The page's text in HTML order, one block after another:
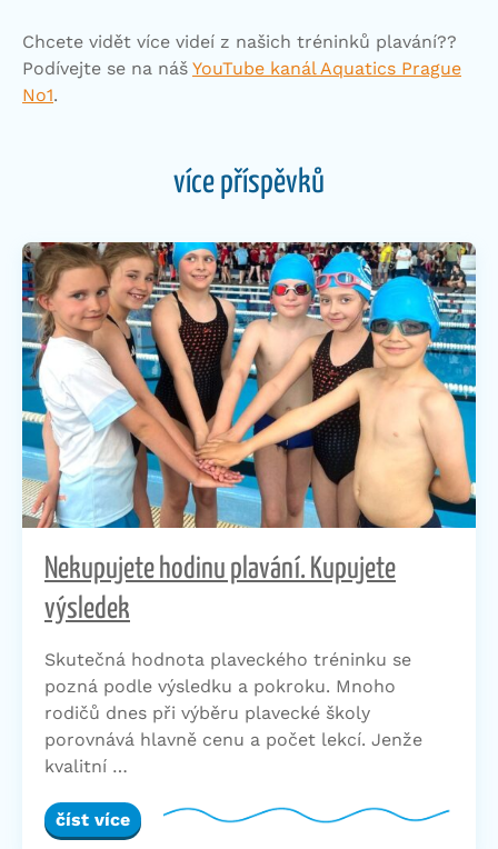
Chcete vidět více videí z našich tréninků plavání??
Podívejte se na náš YouTube kanál Aquatics Prague
No1.
více příspěvků
Nekupujete hodinu plavání. Kupujete
výsledek
Skutečná hodnota plaveckého tréninku se
pozná podle výsledku a pokroku. Mnoho
rodičů dnes při výběru plavecké školy
porovnává hlavně cenu a počet lekcí. Jenže
kvalitní …
číst více